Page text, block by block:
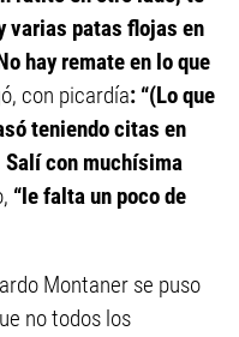
varias patas flojas en
hay remate en lo que
con picardía: “(Lo que
teniendo citas en
con muchísima
“le falta un poco de
Montaner se puso
no todos los